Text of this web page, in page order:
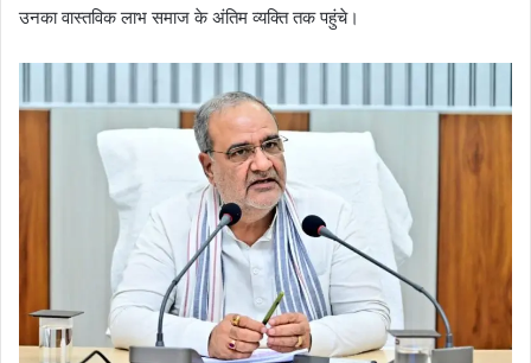
उनका वास्तविक लाभ समाज के अंतिम व्यक्ति तक पहुंचे।